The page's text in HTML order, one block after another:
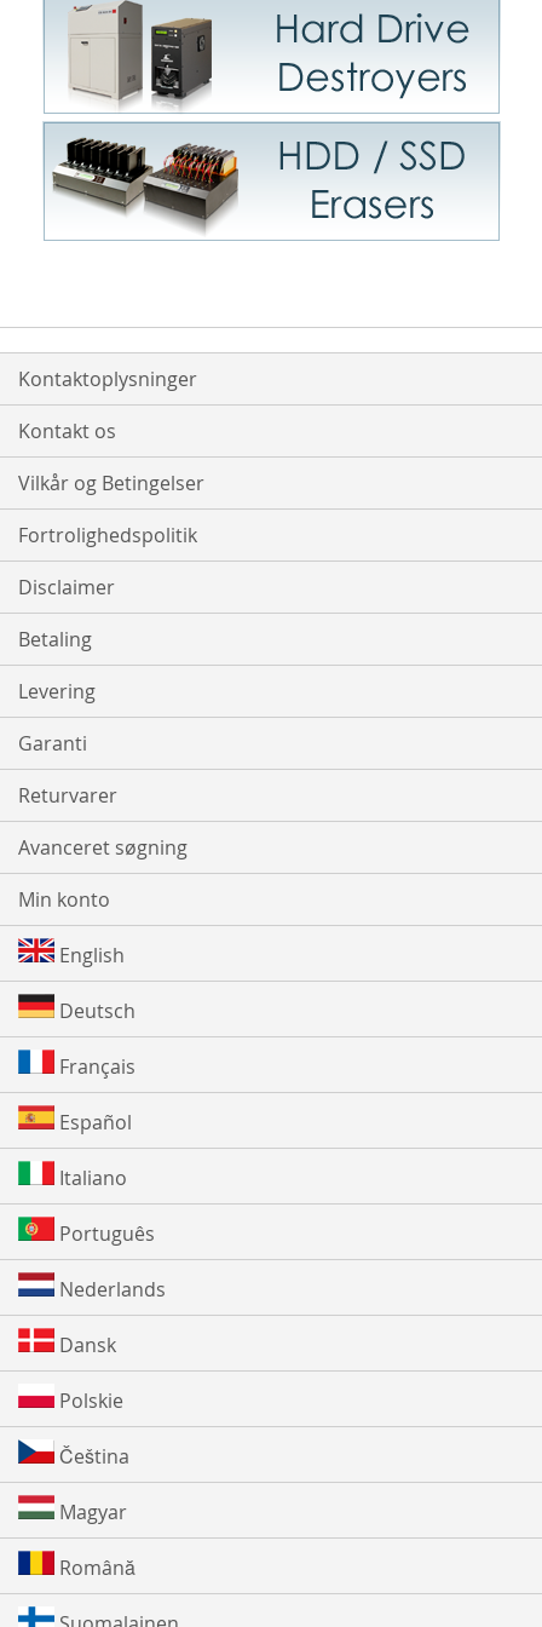
Kontaktoplysninger
Kontakt os
Vilkår og Betingelser
Fortrolighedspolitik
Disclaimer
Betaling
Levering
Garanti
Returvarer
Avanceret søgning
Min konto
English
Deutsch
Français
Español
Italiano
Português
Nederlands
Dansk
Polskie
Čeština
Magyar
Română